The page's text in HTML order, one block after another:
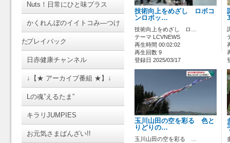
Nuts！日常にひと味プラス
かくれんぼのイイトコみ―つけ
たプレイバック
日赤健康チャンネル
↓【★ アーカイブ番組 ★】↓
Lの魂”えるたま”
キラリJUMPIES
お元気さまばんざい!!
技術向上をめざし ロボコ
ンロボッ…
技術向上をめざし ロ…
テーマ LCVNEWS
再生時間 00:02:02
再生回数 9
登録日 2025/03/17
玉川山田の空を彩る 色と
りどりの…
玉川山田の空を彩る …